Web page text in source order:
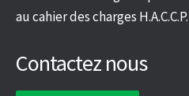
au cahier des charges
Contactez nous